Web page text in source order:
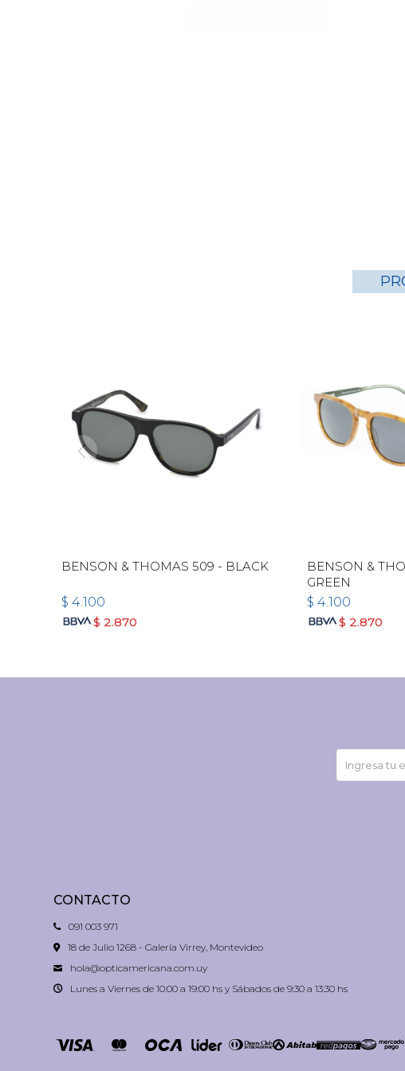
BENSON & THOMAS 509 - BLACK
$ 4.100
$ 2.870
BENSON &
GREEN
$ 4.100
$ 2.870
CONTACTO
091 003 971
18 de Julio 1268 - Galería Virrey, Montevideo
hola@opticamericana.com.uy
Lunes a Viernes de 10:00 a 19:00 hs y Sábados de 9:30 a 13:30 hs